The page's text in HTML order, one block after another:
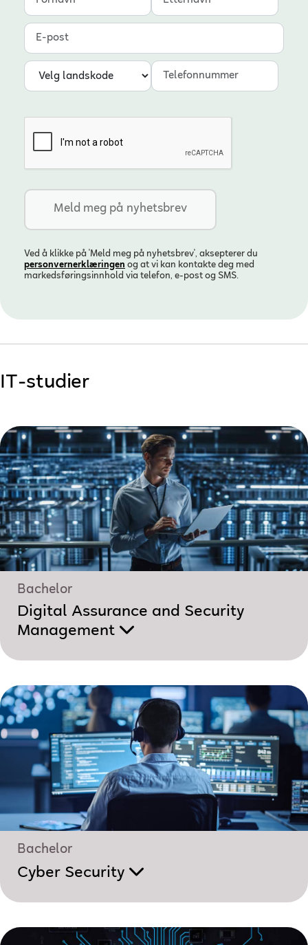
E-post
Landskode
Telefonnummer
Ved å klikke på 'Meld meg på nyhetsbrev', aksepterer du
personvern­erklæringen og at vi kan kontakte deg med
markedsføringsinnhold via telefon, e-post og SMS.
IT-studier
Bachelor
Digital Assurance and Security
Management
Bachelor
Cyber Security